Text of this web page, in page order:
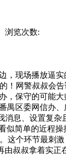
浏览次数:
现场播放逼实
网警叔叔会
保守的可能
禺区委网信办
息、设置复
简单的近程
个环节最刺
由叔叔拿着实